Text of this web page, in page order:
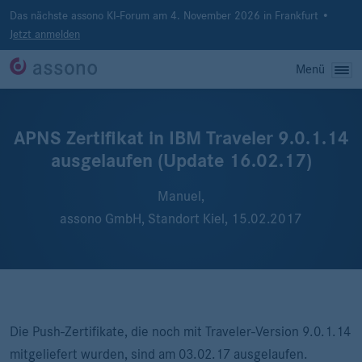
Das nächste assono KI-Forum am 4. November 2026 in Frankfurt •
Jetzt anmelden
Menü
APNS Zertifikat in IBM Traveler 9.0.1.14
ausgelaufen (Update 16.02.17)
Manuel,
assono GmbH, Standort Kiel, 15.02.2017
Die Push-Zertifikate, die noch mit Traveler-Version 9.0.1.14
mitgeliefert wurden, sind am 03.02.17 ausgelaufen.